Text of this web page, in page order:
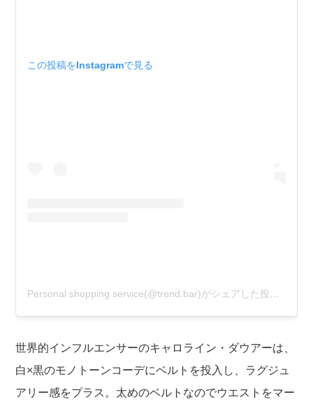
この投稿をInstagramで見る
Personal shopping service(@trend.bar)がシェアした投稿
世界的インフルエンサーのキャロライン・ダウアーは、
白×黒のモノトーンコーデにベルトを投入し、ラグジュ
アリー感をプラス。太めのベルトなのでウエストをマー